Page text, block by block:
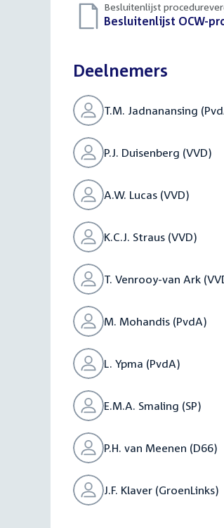
Besluitenlijst
Download
Besluitenlijst OCW-
Deelnemers
T.M. Jadnanansing
P.J. Duisenberg (VVD)
A.W. Lucas (VVD)
K.C.J. Straus (VVD)
T. Venrooy-van Ark
M. Mohandis (PvdA)
L. Ypma (PvdA)
E.M.A. Smaling (SP)
P.H. van Meenen (D66)
J.F. Klaver (GroenLinks)